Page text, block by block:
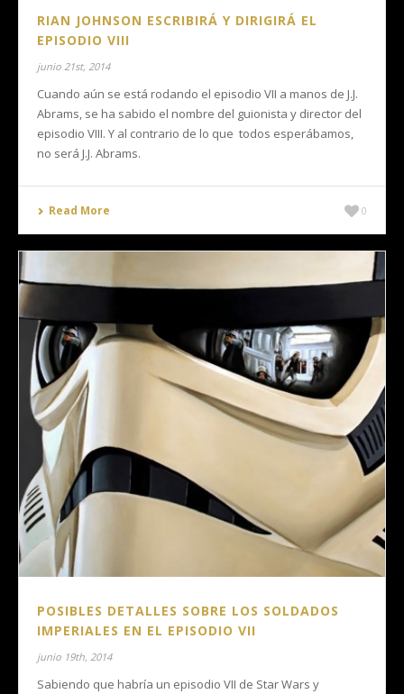
RIAN JOHNSON ESCRIBIRÁ Y DIRIGIRÁ EL
EPISODIO VIII
junio 21st, 2014
Cuando aún se está rodando el episodio VII a manos de J.J.
Abrams, se ha sabido el nombre del guionista y director del
episodio VIII. Y al contrario de lo que todos esperábamos,
no será J.J. Abrams.
Read More 0
POSIBLES DETALLES SOBRE LOS SOLDADOS
IMPERIALES EN EL EPISODIO VII
junio 19th, 2014
Sabiendo que habría un episodio VII de Star Wars y